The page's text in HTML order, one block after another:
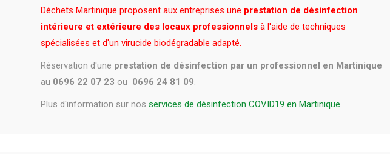
Déchets Martinique proposent aux entreprises une prestation de désinfection
intérieure et extérieure des locaux professionnels à l'aide de techniques
spécialisées et d'un virucide biodégradable adapté.
Réservation d'une prestation de désinfection par un professionnel en Martinique
au 0696 22 07 23 ou 0696 24 81 09.
Plus d'information sur nos services de désinfection COVID19 en Martinique.